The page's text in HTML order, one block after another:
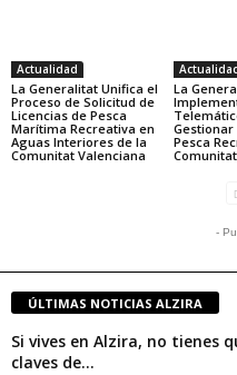
Actualidad
La Generalitat Unifica el
Proceso de Solicitud de
Licencias de Pesca
Marítima Recreativa en
Aguas Interiores de la
Comunitat Valenciana
La
Gestionar
Pesca
-
ÚLTIMAS NOTICIAS ALZIRA
Si vives en Alzira, no tienes
claves de...